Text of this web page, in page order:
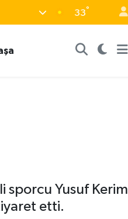
33°
sporcu Yusuf Kerim
etti.